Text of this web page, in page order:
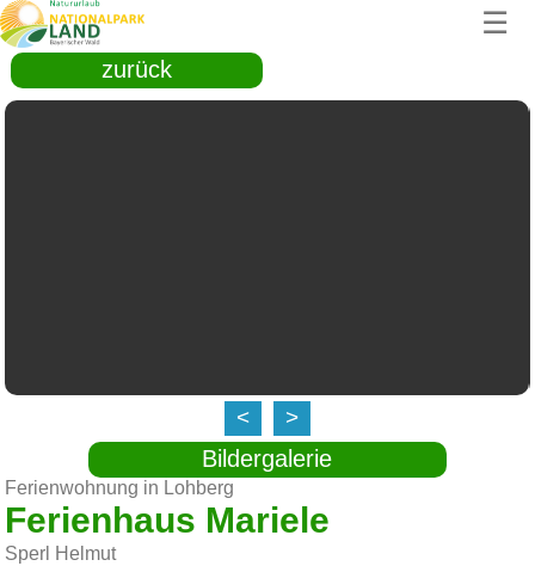
☰
zurück
< >
Bildergalerie
Ferienwohnung in Lohberg
Ferienhaus Mariele
Sperl Helmut